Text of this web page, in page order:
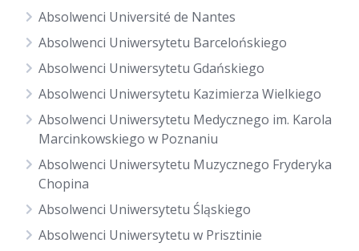
Absolwenci Université de Nantes
Absolwenci Uniwersytetu Barcelońskiego
Absolwenci Uniwersytetu Gdańskiego
Absolwenci Uniwersytetu Kazimierza Wielkiego
Absolwenci Uniwersytetu Medycznego im. Karola
Marcinkowskiego w Poznaniu
Absolwenci Uniwersytetu Muzycznego Fryderyka
Chopina
Absolwenci Uniwersytetu Śląskiego
Absolwenci Uniwersytetu w Prisztinie